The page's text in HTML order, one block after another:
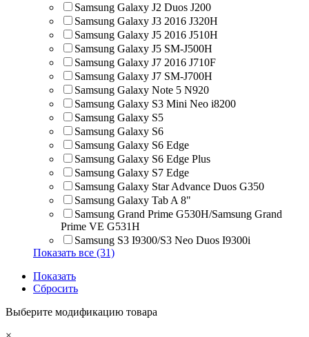
Samsung Galaxy J2 Duos J200
Samsung Galaxy J3 2016 J320H
Samsung Galaxy J5 2016 J510H
Samsung Galaxy J5 SM-J500H
Samsung Galaxy J7 2016 J710F
Samsung Galaxy J7 SM-J700H
Samsung Galaxy Note 5 N920
Samsung Galaxy S3 Mini Neo i8200
Samsung Galaxy S5
Samsung Galaxy S6
Samsung Galaxy S6 Edge
Samsung Galaxy S6 Edge Plus
Samsung Galaxy S7 Edge
Samsung Galaxy Star Advance Duos G350
Samsung Galaxy Tab A 8"
Samsung Grand Prime G530H/Samsung Grand
Prime VE G531H
Samsung S3 I9300/S3 Neo Duos I9300i
Показать все (31)
Показать
Сбросить
Выберите модификацию товара